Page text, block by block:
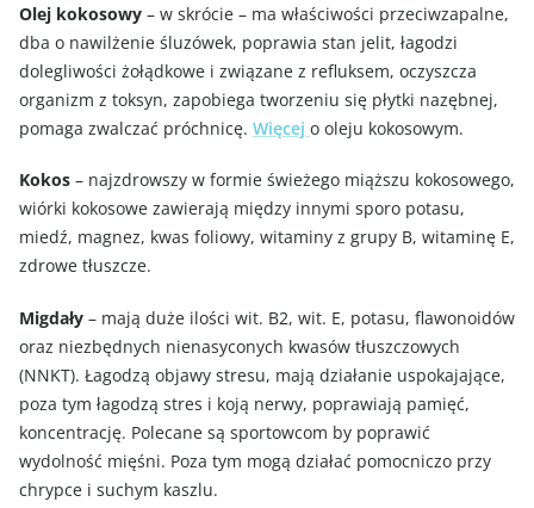
Olej kokosowy – w skrócie – ma właściwości przeciwzapalne,
dba o nawilżenie śluzówek, poprawia stan jelit, łagodzi
dolegliwości żołądkowe i związane z refluksem, oczyszcza
organizm z toksyn, zapobiega tworzeniu się płytki nazębnej,
pomaga zwalczać próchnicę. Więcej o oleju kokosowym.
Kokos – najzdrowszy w formie świeżego miąższu kokosowego,
wiórki kokosowe zawierają między innymi sporo potasu,
miedź, magnez, kwas foliowy, witaminy z grupy B, witaminę E,
zdrowe tłuszcze.
Migdały – mają duże ilości wit. B2, wit. E, potasu, flawonoidów
oraz niezbędnych nienasyconych kwasów tłuszczowych
(NNKT). Łagodzą objawy stresu, mają działanie uspokajające,
poza tym łagodzą stres i koją nerwy, poprawiają pamięć,
koncentrację. Polecane są sportowcom by poprawić
wydolność mięśni. Poza tym mogą działać pomocniczo przy
chrypce i suchym kaszlu.